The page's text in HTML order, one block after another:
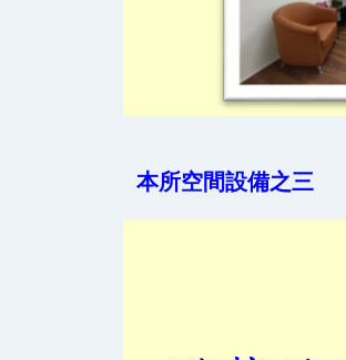
本所空間設備之三